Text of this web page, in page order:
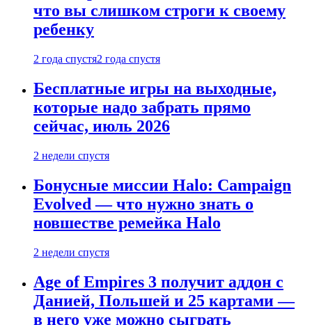
что вы слишком строги к своему
ребенку
2 года спустя2 года спустя
Бесплатные игры на выходные,
которые надо забрать прямо
сейчас, июль 2026
2 недели спустя
Бонусные миссии Halo: Campaign
Evolved — что нужно знать о
новшестве ремейка Halo
2 недели спустя
Age of Empires 3 получит аддон с
Данией, Польшей и 25 картами —
в него уже можно сыграть